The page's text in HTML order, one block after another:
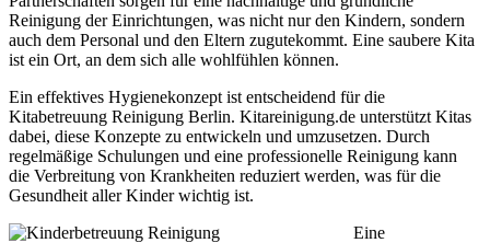
Reinigung der Einrichtungen, was nicht nur den Kindern, sondern
auch dem Personal und den Eltern zugutekommt. Eine saubere Kita
ist ein Ort, an dem sich alle wohlfühlen können.
Ein effektives Hygienekonzept ist entscheidend für die
Kitabetreuung Reinigung Berlin. Kitareinigung.de unterstützt Kitas
dabei, diese Konzepte zu entwickeln und umzusetzen. Durch
regelmäßige Schulungen und eine professionelle Reinigung kann
die Verbreitung von Krankheiten reduziert werden, was für die
Gesundheit aller Kinder wichtig ist.
Eine